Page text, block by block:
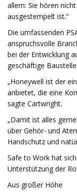
allem: Sie hören
ausgestempelt ist.“
Die umfassenden
anspruchsvolle
bei der Entwicklung
geschäftige
„Honeywell ist der
anbietet, die eine
sagte Cartwright.
„Damit ist alles
über Gehör- und
Handschutz und
Safe to Work hat
Unterstützung der
Aus großer Höhe